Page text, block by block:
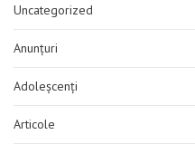
Uncategorized
Anunțuri
Adoleșcenți
Articole